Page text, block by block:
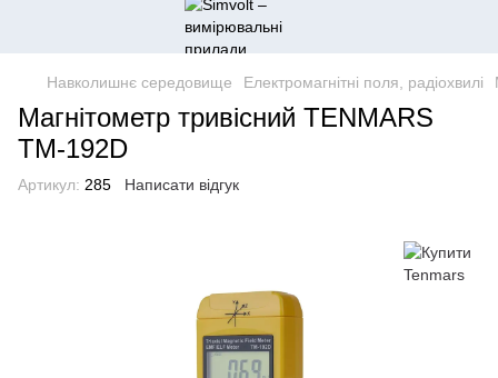
Навколишнє середовище Електромагнітні поля, радіохвилі
Магнітометр тривісний TENMARS
TM-192D
Артикул: 285 Написати відгук